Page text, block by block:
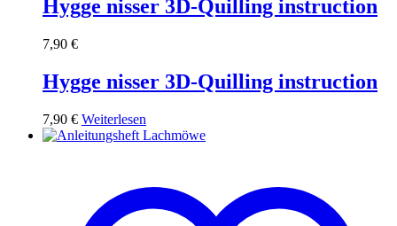
Hygge nisser 3D-Quilling instruction
7,90 €
Hygge nisser 3D-Quilling instruction
7,90 € Weiterlesen